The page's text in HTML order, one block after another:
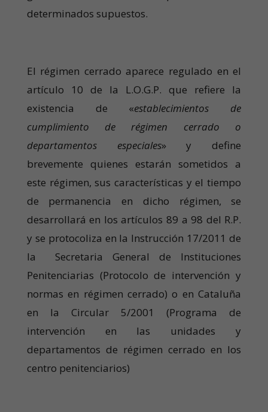
determinados supuestos.
El régimen cerrado aparece regulado en el
artículo 10 de la L.O.G.P. que refiere la
existencia de «establecimientos de
cumplimiento de régimen cerrado o
departamentos especiales» y define
brevemente quienes estarán sometidos a
este régimen, sus características y el tiempo
de permanencia en dicho régimen, se
desarrollará en los artículos 89 a 98 del R.P.
y se protocoliza en la Instrucción 17/2011 de
la Secretaria General de Instituciones
Penitenciarias (Protocolo de intervención y
normas en régimen cerrado) o en Cataluña
en la Circular 5/2001 (Programa de
intervención en las unidades y
departamentos de régimen cerrado en los
centro penitenciarios)